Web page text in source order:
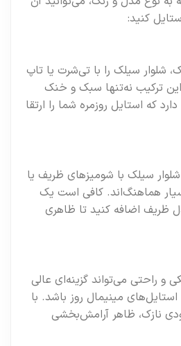
کنید:
شلوار سیلک را با تی‌شرت یا تاپ
ترکیب نه‌تنها سبک و خنک
که استایل روزمره شما را ارتقا
سیلک با شومیزهای ظریف یا
هماهنگ‌اند. کافی است یک
ظریف اضافه کنید تا ظاهری
و راحتی می‌تواند گزینه‌ای عالی
مینیمال روز باشد. با
نازک، ظاهر آرامش‌بخشی